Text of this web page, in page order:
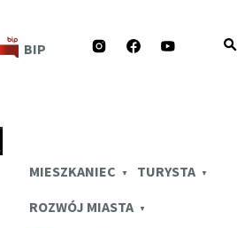
BIP YOUTUBE
FACEBOOK
INSTAGRAM
PLOCK.EU
MIESZKANIEC
TURYSTA
ROZWÓJ MIASTA